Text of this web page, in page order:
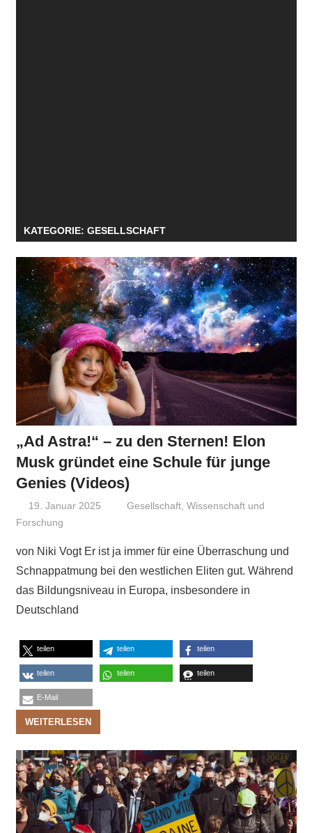
KATEGORIE: GESELLSCHAFT
„Ad Astra!“ – zu den Sternen! Elon
Musk gründet eine Schule für junge
Genies (Videos)
19. Januar 2025 Niki Vogt
Gesellschaft,Wissenschaft und
Forschung
von Niki Vogt Er ist ja immer für eine Überraschung und
Schnappatmung bei den westlichen Eliten gut. Während
das Bildungsniveau in Europa, insbesondere in
Deutschland
teilen teilen teilen
teilen teilen teilen
E-Mail
WEITERLESEN